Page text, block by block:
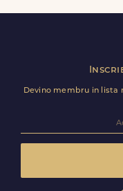
Florile sunt livrate
Devino membru in lista